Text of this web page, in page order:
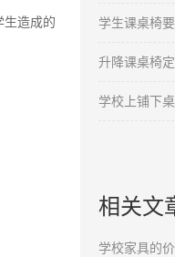
生造成的 学生课桌椅
升降课桌椅
学校上铺下
相关文